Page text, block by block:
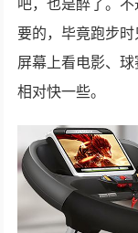
吧，也是醉了。
要的，毕竟跑步
屏幕上看电影、
相对快一些。